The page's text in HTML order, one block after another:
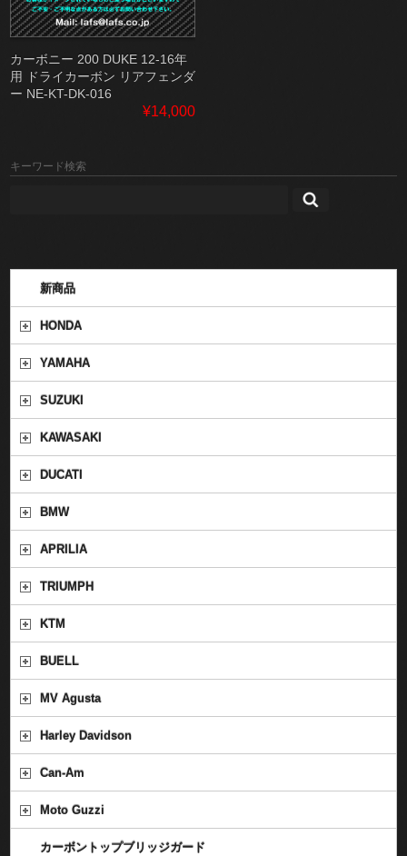
カーボニー 200 DUKE 12-16年
用 ドライカーボン リアフェンダ
ー NE-KT-DK-016
¥14,000
キーワード検索
新商品
HONDA
YAMAHA
SUZUKI
KAWASAKI
DUCATI
BMW
APRILIA
TRIUMPH
KTM
BUELL
MV Agusta
Harley Davidson
Can-Am
Moto Guzzi
カーボントップブリッジガード